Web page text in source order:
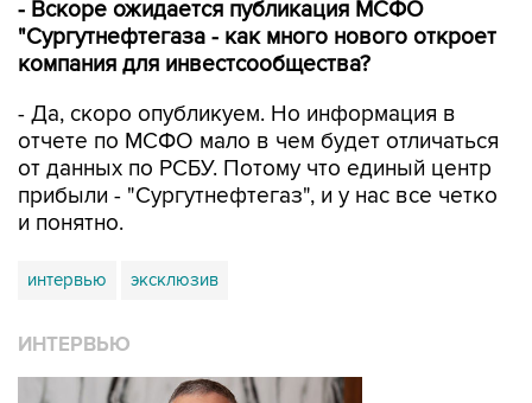
- Вскоре ожидается публикация МСФО
"Сургутнефтегаза - как много нового откроет
компания для инвестсообщества?
- Да, скоро опубликуем. Но информация в
отчете по МСФО мало в чем будет отличаться
от данных по РСБУ. Потому что единый центр
прибыли - "Сургутнефтегаз", и у нас все четко
и понятно.
интервью эксклюзив
ИНТЕРВЬЮ